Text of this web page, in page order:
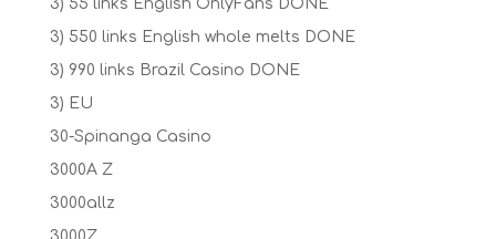
3) 55 links English OnlyFans DONE
3) 550 links English whole melts DONE
3) 990 links Brazil Casino DONE
3) EU
30-Spinanga Casino
3000A Z
3000allz